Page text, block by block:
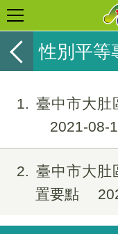
性別平等
1
臺中市大肚
2021-08-
2
臺中市大肚
置要點